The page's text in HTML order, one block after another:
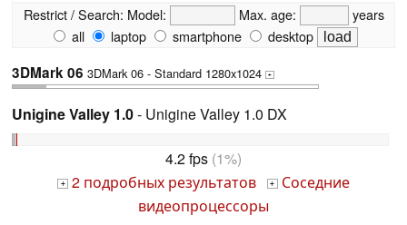
Restrict / Search: Model: Max. age:
years
all
laptop smartphone desktop
3DMark 06 3DMark 06 - Standard 1280x1024 +
Unigine Valley 1.0- Unigine Valley 1.0 DX
4.2 fps (1%)
+ 2 подробных результатов + Соседние
видеопроцессоры